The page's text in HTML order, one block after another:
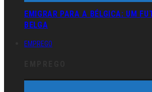
EMIGRAR PARA A BÉLGICA: UM
BELGA
EMPREGO